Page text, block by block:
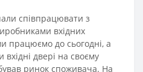
співпрацювати з
вхідних
працюємо до сьогодні, а
двері на своєму
ринок споживача. На